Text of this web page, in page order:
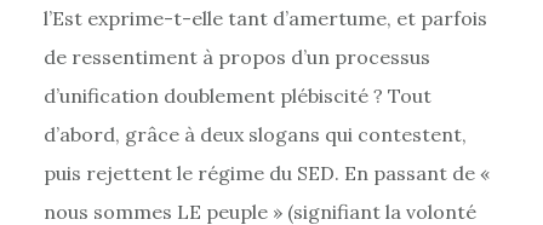
l’Est exprime-t-elle tant d’amertume, et parfois
de ressentiment à propos d’un processus
d’unification doublement plébiscité ? Tout
d’abord, grâce à deux slogans qui contestent,
puis rejettent le régime du SED. En passant de «
nous sommes LE peuple » (signifiant la volonté